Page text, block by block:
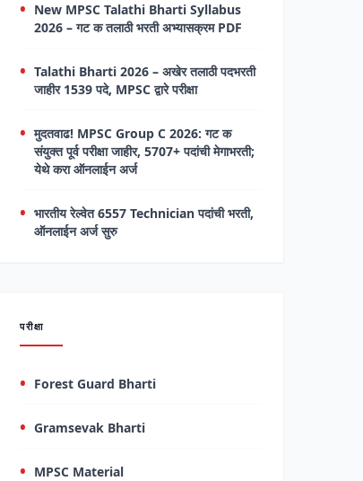
New MPSC Talathi Bharti Syllabus
2026 – गट क तलाठी भरती अभ्यासक्रम PDF
Talathi Bharti 2026 – अखेर तलाठी पदभरती
जाहीर 1539 पदे, MPSC द्वारे परीक्षा
मुदतवाढ! MPSC Group C 2026: गट क
संयुक्त पूर्व परीक्षा जाहीर, 5707+ पदांची मेगाभरती;
येथे करा ऑनलाईन अर्ज
भारतीय रेल्वेत 6557 Technician पदांची भरती,
ऑनलाईन अर्ज सुरु
परीक्षा
Forest Guard Bharti
Gramsevak Bharti
MPSC Material